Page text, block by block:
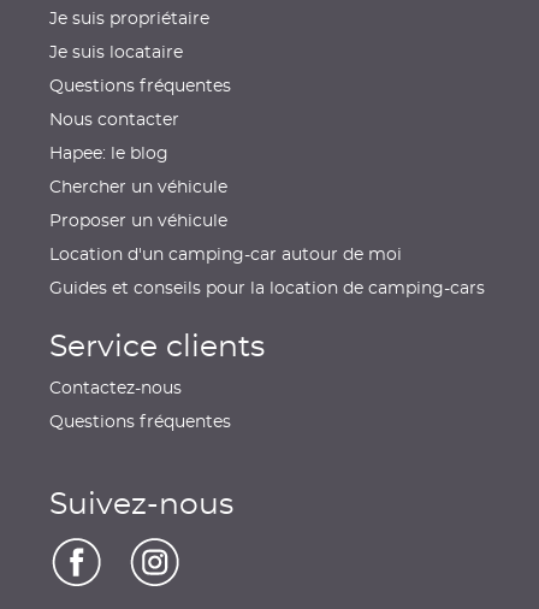
Je suis propriétaire
Je suis locataire
Questions fréquentes
Nous contacter
Hapee: le blog
Chercher un véhicule
Proposer un véhicule
Location d'un camping-car autour de moi
Guides et conseils pour la location de camping-cars
Service clients
Contactez-nous
Questions fréquentes
Suivez-nous